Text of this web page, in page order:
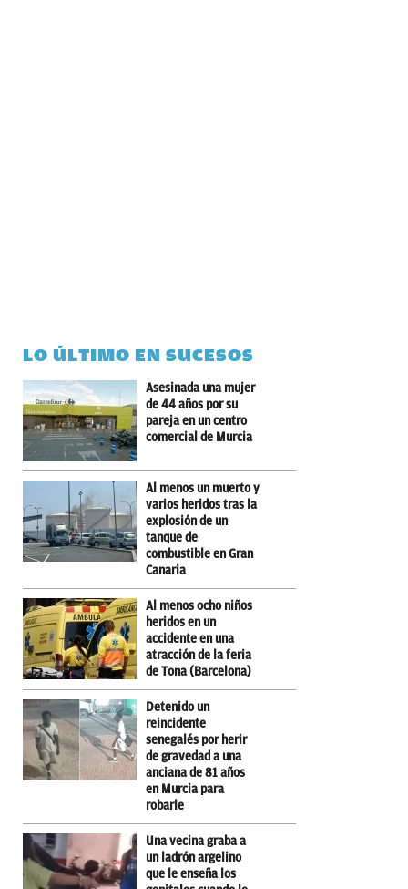
LO ÚLTIMO EN SUCESOS
Asesinada una mujer
de 44 años por su
pareja en un centro
comercial de Murcia
Al menos un muerto y
varios heridos tras la
explosión de un
tanque de
combustible en Gran
Canaria
Al menos ocho niños
heridos en un
accidente en una
atracción de la feria
de Tona (Barcelona)
Detenido un
reincidente
senegalés por herir
de gravedad a una
anciana de 81 años
en Murcia para
robarle
Una vecina graba a
un ladrón argelino
que le enseña los